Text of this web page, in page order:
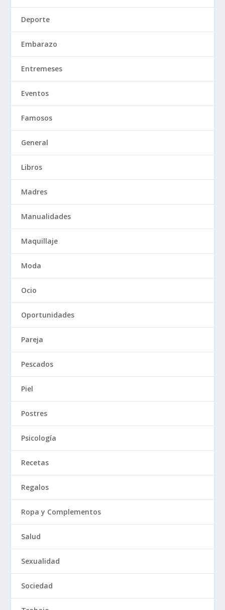
Deporte
Embarazo
Entremeses
Eventos
Famosos
General
Libros
Madres
Manualidades
Maquillaje
Moda
Ocio
Oportunidades
Pareja
Pescados
Piel
Postres
Psicología
Recetas
Regalos
Ropa y Complementos
Salud
Sexualidad
Sociedad